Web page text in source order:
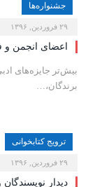
جشنواره‌ها
۲۹ فروردین, ۱۳۹۶
اعضای انجمن
بیش‌تر جایزه‌های
برندگان،…
ترویج کتابخوانی
۲۹ فروردین, ۱۳۹۶
دیدار